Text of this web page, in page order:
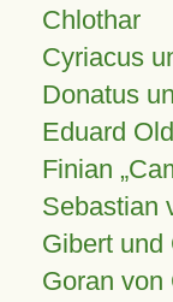
Chlothar
Cyriacus
Donatus
Eduard
Finian
Sebastian
Gibert und
Goran von